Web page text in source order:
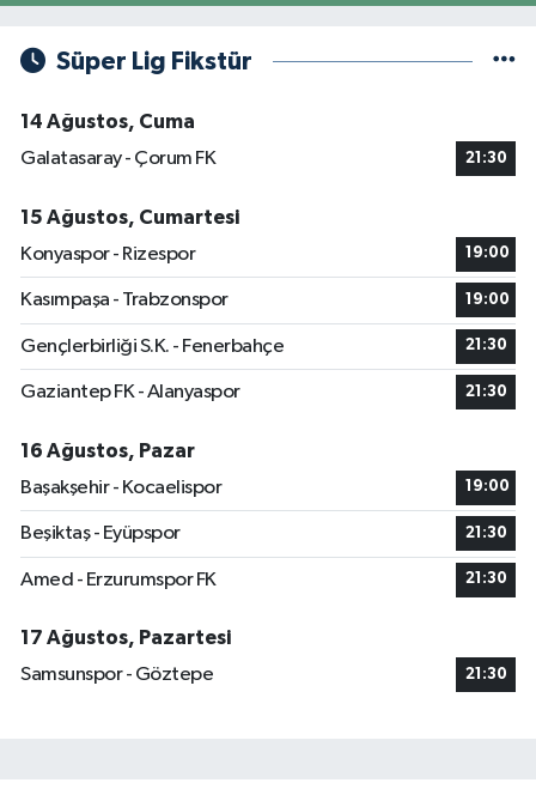
Süper Lig Fikstür
14 Ağustos, Cuma
Galatasaray - Çorum FK
21:30
15 Ağustos, Cumartesi
Konyaspor - Rizespor
19:00
Kasımpaşa - Trabzonspor 19:00
Gençlerbirliği S.K. - Fenerbahçe 21:30
Gaziantep FK - Alanyaspor 21:30
16 Ağustos, Pazar
Başakşehir - Kocaelispor
19:00
Beşiktaş - Eyüpspor 21:30
Amed - Erzurumspor FK 21:30
17 Ağustos, Pazartesi
Samsunspor - Göztepe
21:30